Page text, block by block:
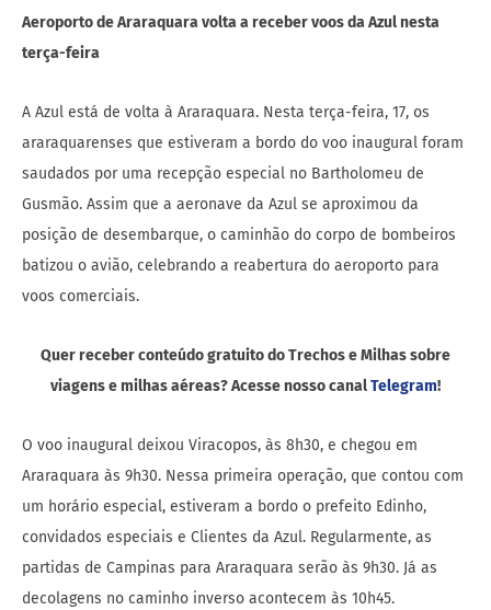
Aeroporto de Araraquara volta a receber voos da Azul nesta
terça-feira
A Azul está de volta à Araraquara. Nesta terça-feira, 17, os
araraquarenses que estiveram a bordo do voo inaugural foram
saudados por uma recepção especial no Bartholomeu de
Gusmão. Assim que a aeronave da Azul se aproximou da
posição de desembarque, o caminhão do corpo de bombeiros
batizou o avião, celebrando a reabertura do aeroporto para
voos comerciais.
Quer receber conteúdo gratuito do Trechos e Milhas sobre
viagens e milhas aéreas? Acesse nosso canalTelegram!
O voo inaugural deixou Viracopos, às 8h30, e chegou em
Araraquara às 9h30. Nessa primeira operação, que contou com
um horário especial, estiveram a bordo o prefeito Edinho,
convidados especiais e Clientes da Azul. Regularmente, as
partidas de Campinas para Araraquara serão às 9h30. Já as
decolagens no caminho inverso acontecem às 10h45.